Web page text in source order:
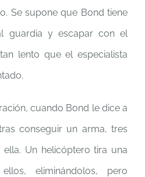
Se supone que Bond tiene
guardia y escapar con el
lento que el especialista
cuando Bond le dice a
conseguir un arma, tres
Un helicóptero tira una
eliminándolos, pero